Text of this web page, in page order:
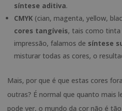
síntese aditiva.
CMYK (cian, magenta, yellow,
cores tangíveis, tais como tinta
impressão, falamos de síntese
misturar todas as cores, o
Mais, por que é que estas cores
outras? É normal que quanto mais
pode ver, o mundo da cor não é